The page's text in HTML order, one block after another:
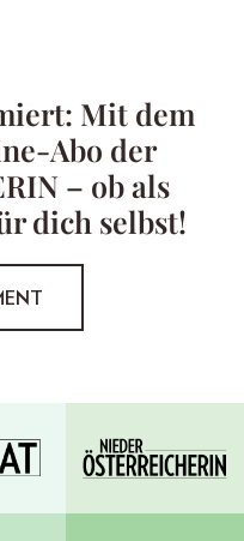
Mit dem
Abo der
– ob als
dich selbst!